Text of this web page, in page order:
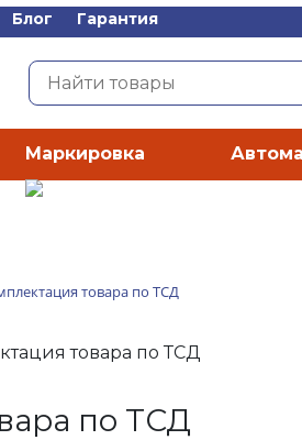
Блог Гарантия
Маркировка
товара по ТСД
по ТСД